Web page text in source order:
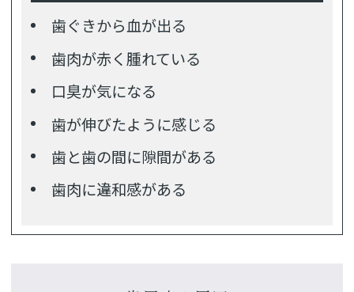
歯ぐきから血が出る
歯肉が赤く腫れている
口臭が気になる
歯が伸びたように感じる
歯と歯の間に隙間がある
歯肉に違和感がある